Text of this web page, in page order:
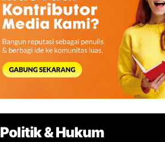
Politik & Hukum